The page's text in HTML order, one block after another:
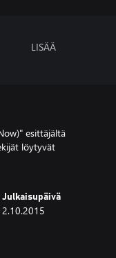
LISÄÄ
esittäjältä
löytyvät
Julkaisupäivä
2.10.2015